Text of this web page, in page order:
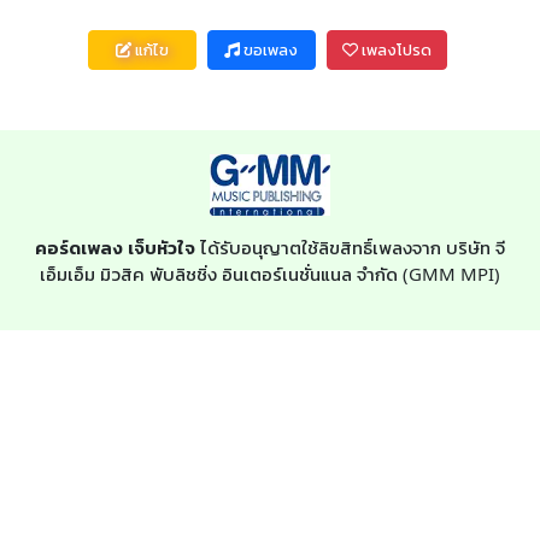
แก้ไข ขอเพลง เพลงโปรด
คอร์ดเพลง เจ็บหัวใจ ได้รับอนุญาตใช้ลิขสิทธิ์เพลงจาก บริษัท จี
เอ็มเอ็ม มิวสิค พับลิชชิ่ง อินเตอร์เนชั่นแนล จำกัด (GMM MPI)